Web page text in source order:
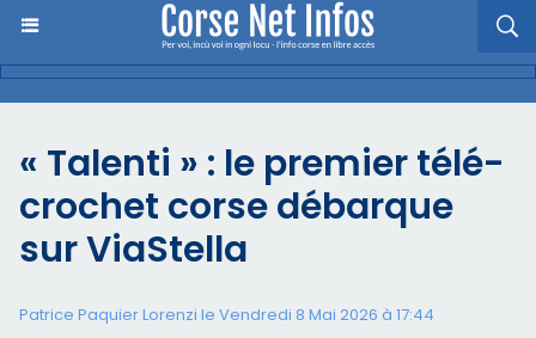
« Talenti » : le premier télé-
crochet corse débarque
sur ViaStella
Patrice Paquier Lorenzi le Vendredi 8 Mai 2026 à 17:44